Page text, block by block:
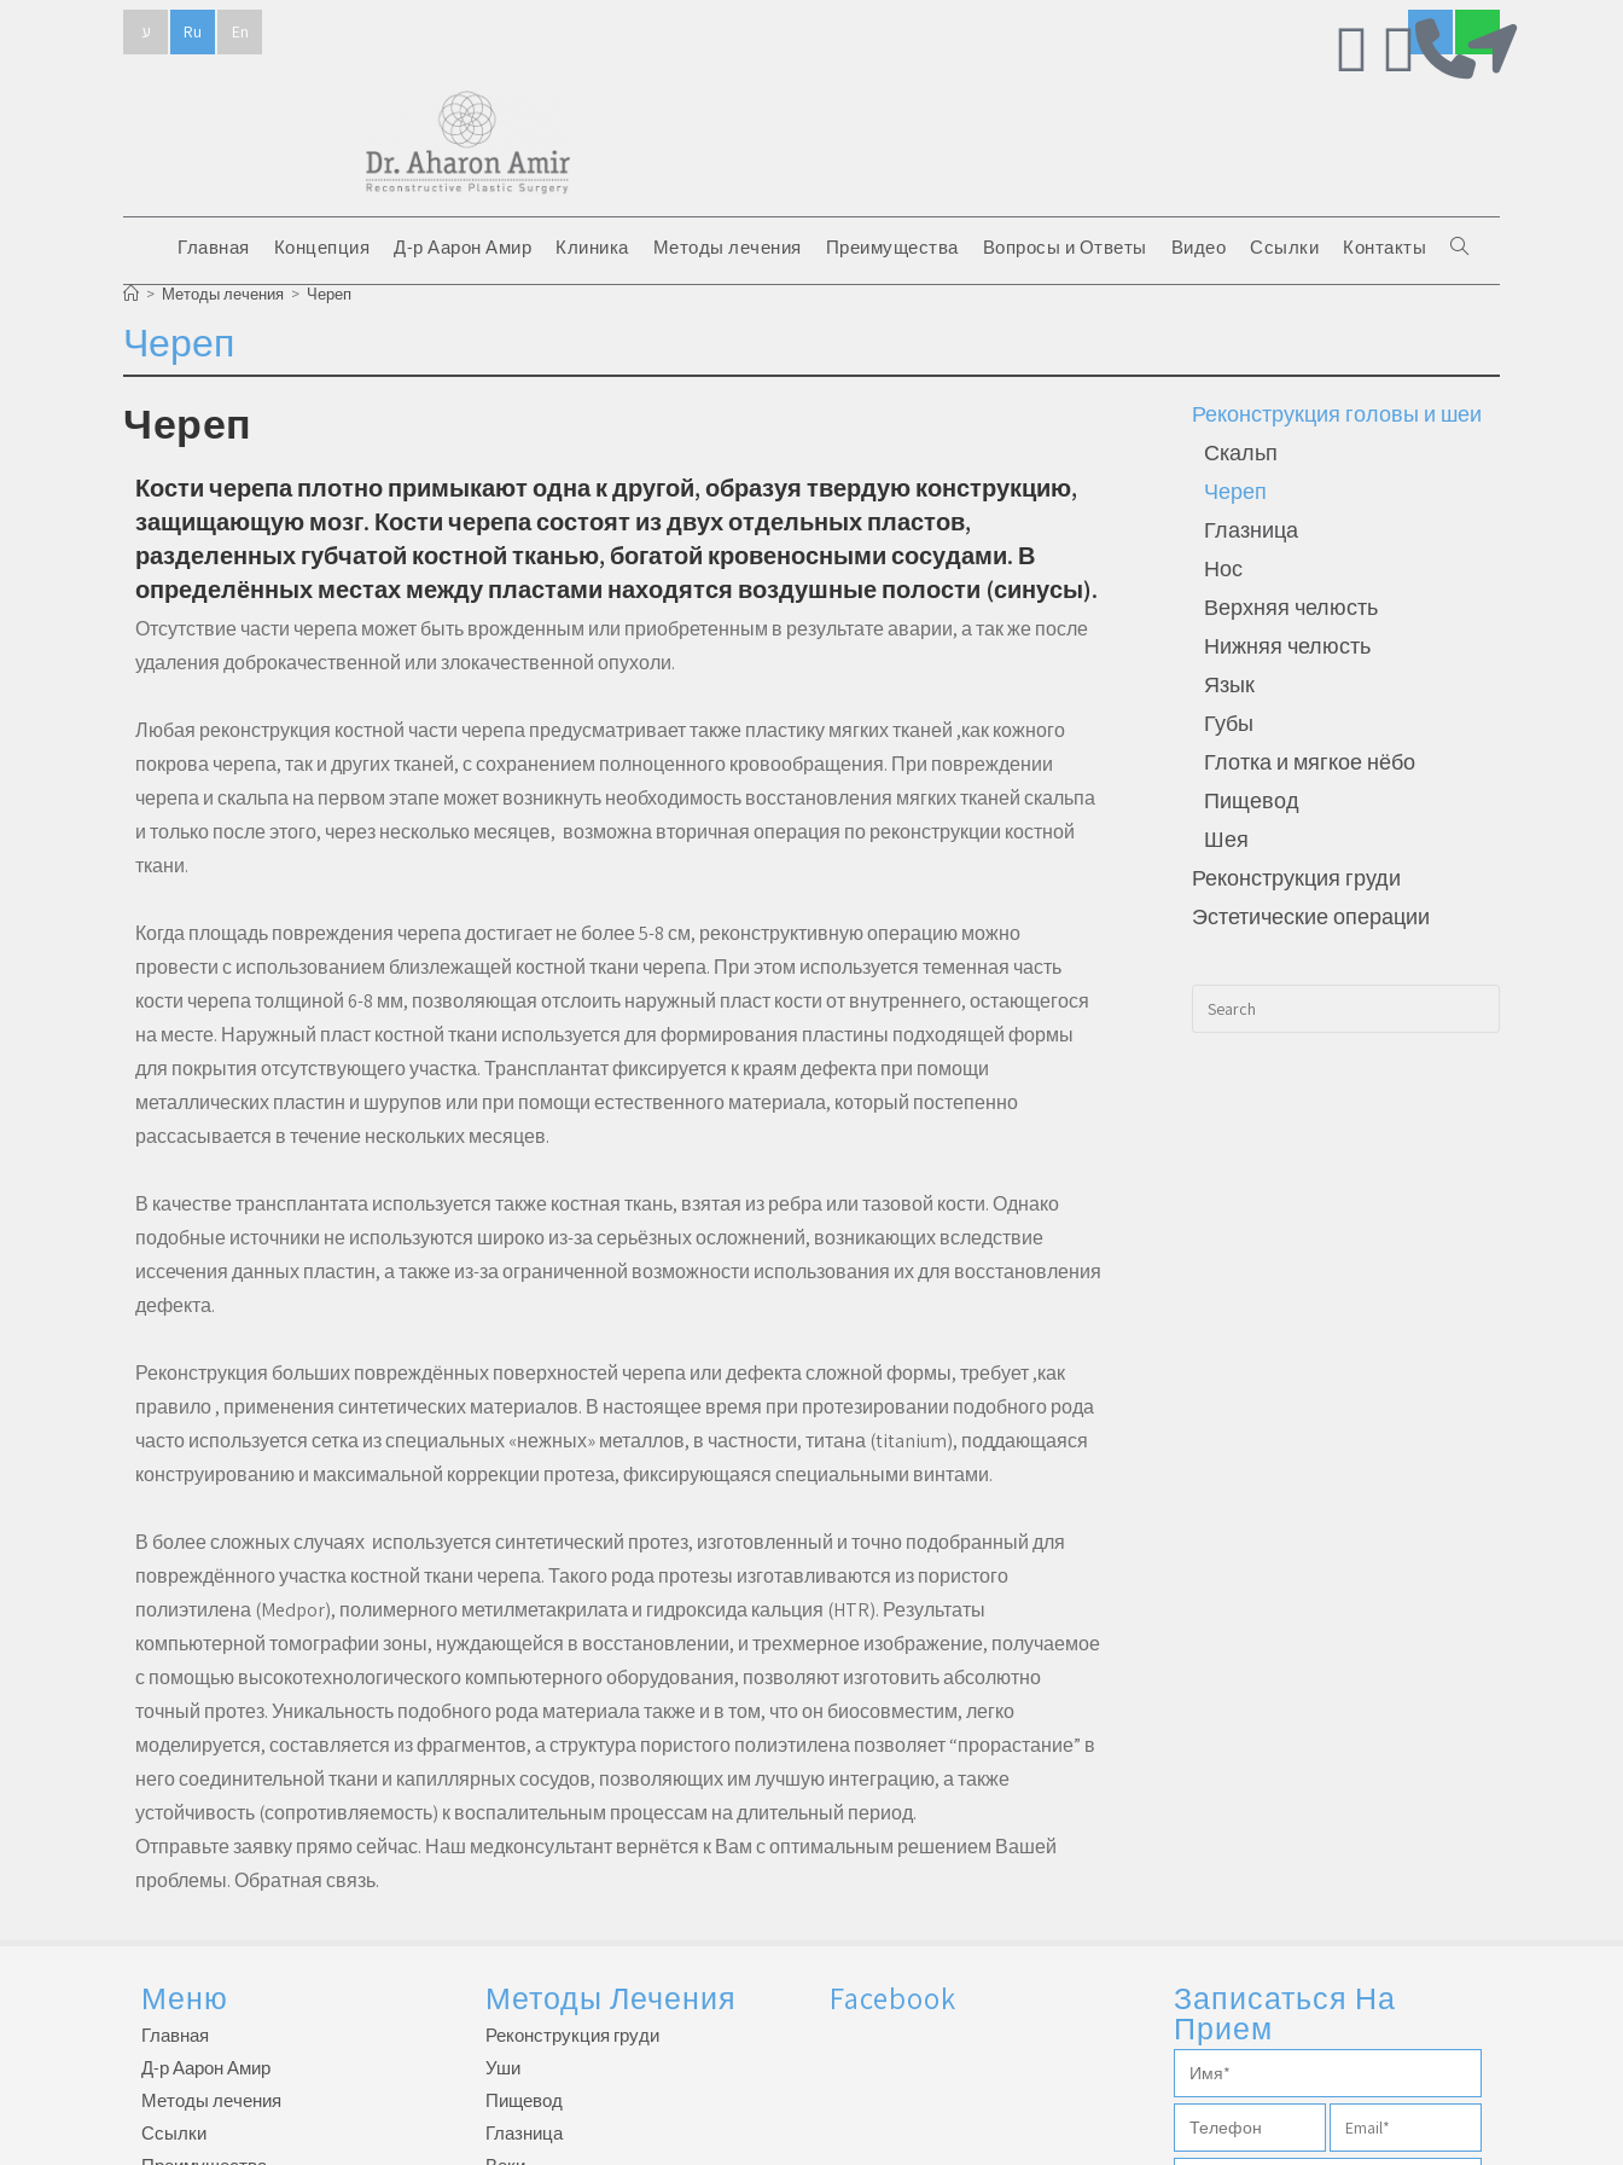
ע Ru En
Главная Концепция Д-р Аарон Амир Клиника Методы лечения Преимущества Вопросы и Ответы Видео Ссылки Контакты
Череп
> Методы лечения > Череп
Череп
Кости черепа плотно примыкают одна к другой, образуя твердую конструкцию,
защищающую мозг. Кости черепа состоят из двух отдельных пластов,
разделенных губчатой костной тканью, богатой кровеносными сосудами. В
определённых местах между пластами находятся воздушные полости (синусы).
Отсутствие части черепа может быть врожденным или приобретенным в результате аварии, а так же после
удаления доброкачественной или злокачественной опухоли.
Любая реконструкция костной части черепа предусматривает также пластику мягких тканей ,как кожного
покрова черепа, так и других тканей, с сохранением полноценного кровообращения. При повреждении
черепа и скальпа на первом этапе может возникнуть необходимость восстановления мягких тканей скальпа
и только после этого, через несколько месяцев, возможна вторичная операция по реконструкции костной
ткани.
Когда площадь повреждения черепа достигает не более 5-8 см, реконструктивную операцию можно
провести с использованием близлежащей костной ткани черепа. При этом используется теменная часть
кости черепа толщиной 6-8 мм, позволяющая отслоить наружный пласт кости от внутреннего, остающегося
на месте. Наружный пласт костной ткани используется для формирования пластины подходящей формы
для покрытия отсутствующего участка. Трансплантат фиксируется к краям дефекта при помощи
металлических пластин и шурупов или при помощи естественного материала, который постепенно
рассасывается в течение нескольких месяцев.
В качестве трансплантата используется также костная ткань, взятая из ребра или тазовой кости. Однако
подобные источники не используются широко из-за серьёзных осложнений, возникающих вследствие
иссечения данных пластин, а также из-за ограниченной возможности использования их для восстановления
дефекта.
Реконструкция больших повреждённых поверхностей черепа или дефекта сложной формы, требует ,как
правило , применения синтетических материалов. В настоящее время при протезировании подобного рода
часто используется сетка из специальных «нежных» металлов, в частности, титана (titanium), поддающаяся
конструированию и максимальной коррекции протеза, фиксирующаяся специальными винтами.
В более сложных случаях используется синтетический протез, изготовленный и точно подобранный для
повреждённого участка костной ткани черепа. Такого рода протезы изготавливаются из пористого
полиэтилена (Medpor), полимерного метилметакрилата и гидроксида кальция (HTR). Результаты
компьютерной томографии зоны, нуждающейся в восстановлении, и трехмерное изображение, получаемое
с помощью высокотехнологического компьютерного оборудования, позволяют изготовить абсолютно
точный протез. Уникальность подобного рода материала также и в том, что он биосовместим, легко
моделируется, составляется из фрагментов, а структура пористого полиэтилена позволяет “прорастание” в
него соединительной ткани и капиллярных сосудов, позволяющих им лучшую интеграцию, а также
устойчивость (сопротивляемость) к воспалительным процессам на длительный период.
Отправьте заявку прямо сейчас. Наш медконсультант вернётся к Вам с оптимальным решением Вашей
проблемы. Обратная связь.
Реконструкция головы и шеи
Скальп
Череп
Глазница
Нос
Верхняя челюсть
Нижняя челюсть
Язык
Губы
Глотка и мягкое нёбо
Пищевод
Шея
Реконструкция груди
Эстетические операции
Меню
Главная
Д-р Аарон Амир
Методы лечения
Ссылки
Методы Лечения
Реконструкция груди
Уши
Пищевод
Глазница
Facebook Записаться На
Прием